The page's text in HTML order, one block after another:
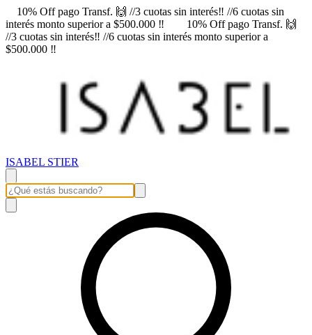
10% Off pago Transf. 🙌 //3 cuotas sin interés‼️ //6 cuotas sin
interés monto superior a $500.000 ‼️
10% Off pago Transf. 🙌
//3 cuotas sin interés‼️ //6 cuotas sin interés monto superior a
$500.000 ‼️
ISABEL STIER